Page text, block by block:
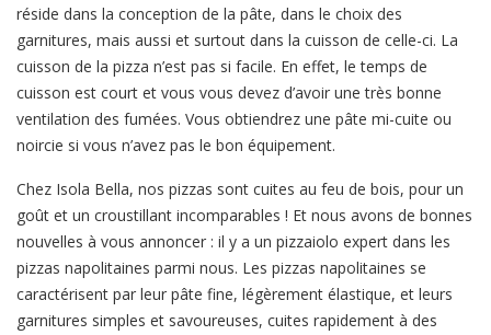
réside dans la conception de la pâte, dans le choix des
garnitures, mais aussi et surtout dans la cuisson de celle-ci. La
cuisson de la pizza n’est pas si facile. En effet, le temps de
cuisson est court et vous vous devez d’avoir une très bonne
ventilation des fumées. Vous obtiendrez une pâte mi-cuite ou
noircie si vous n’avez pas le bon équipement.
Chez Isola Bella, nos pizzas sont cuites au feu de bois, pour un
goût et un croustillant incomparables ! Et nous avons de bonnes
nouvelles à vous annoncer : il y a un pizzaiolo expert dans les
pizzas napolitaines parmi nous. Les pizzas napolitaines se
caractérisent par leur pâte fine, légèrement élastique, et leurs
garnitures simples et savoureuses, cuites rapidement à des